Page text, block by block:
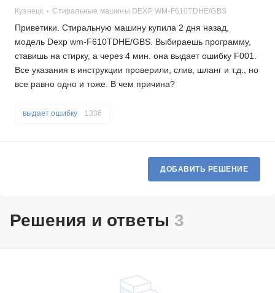
Кузнецк Стиральные машины DEXP WM-F610TDHE/GBS
Приветики. Стиральную машину купила 2 дня назад,
модель Dexp wm-F610TDHE/GBS. Выбираешь программу,
ставишь на стирку, а через 4 мин. она выдает ошибку F001.
Все указания в инструкции проверили, слив, шланг и т.д., но
все равно одно и тоже. В чем причина?
выдает ошибку 1336
ДОБАВИТЬ РЕШЕНИЕ
Решения и ответы 3